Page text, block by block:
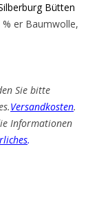
Bütten
er Baumwolle,
Sie bitte
Versandkosten.
Informationen
.